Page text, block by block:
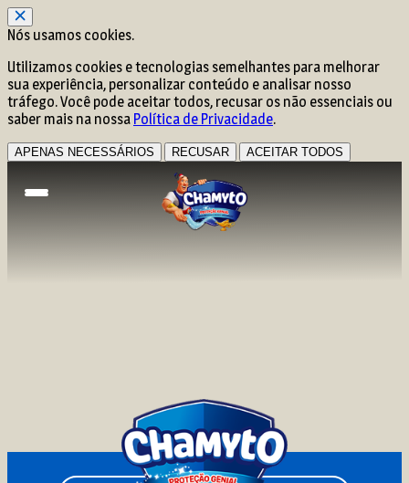
Nós usamos cookies.
Utilizamos cookies e tecnologias semelhantes para melhorar
sua experiência, personalizar conteúdo e analisar nosso
tráfego. Você pode aceitar todos, recusar os não essenciais ou
saber mais na nossa Política de Privacidade.
APENAS NECESSÁRIOS RECUSAR ACEITAR TODOS